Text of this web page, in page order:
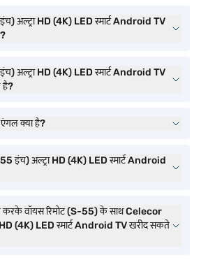
अल्ट्रा HD (4K) LED स्मार्ट Android TV
अल्ट्रा HD (4K) LED स्मार्ट Android TV
है?
क्या है?
इंच) अल्ट्रा HD (4K) LED स्मार्ट Android
करके वॉयस रिमोट (S-55) के साथ Celecor
(4K) LED स्मार्ट Android TV खरीद सकते